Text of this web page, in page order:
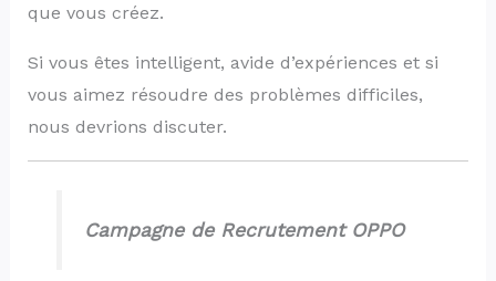
que vous créez.
Si vous êtes intelligent, avide d’expériences et si
vous aimez résoudre des problèmes difficiles,
nous devrions discuter.
Campagne de Recrutement OPPO